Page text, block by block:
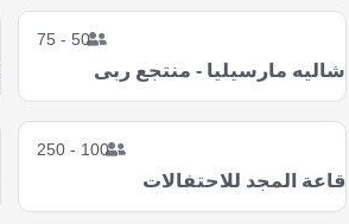
50 - 75
شاليه مارسيليا - منتجع ربى
100 - 250
قاعة المجد للاحتفالات